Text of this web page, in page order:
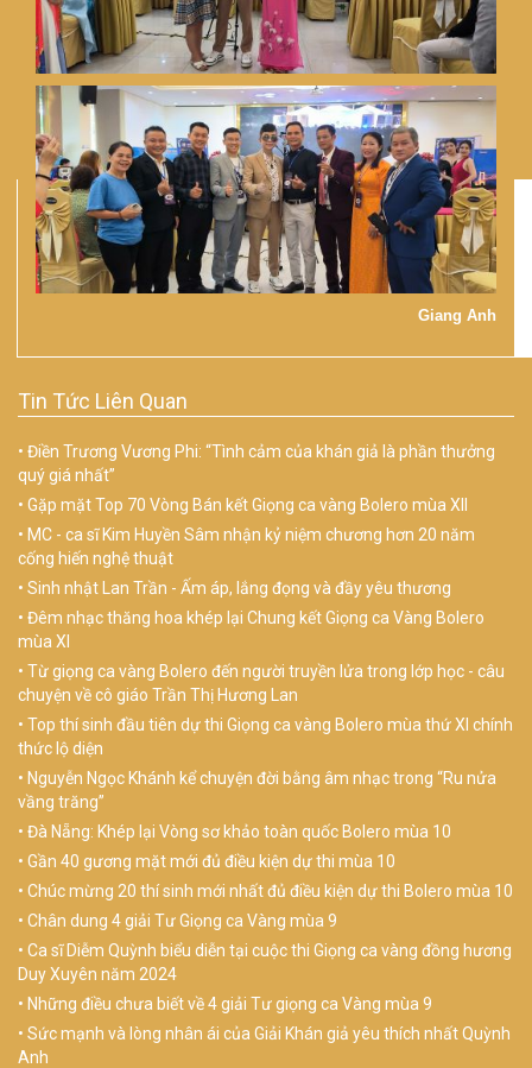
Giang Anh
Tin Tức Liên Quan
Điền Trương Vương Phi: “Tình cảm của khán giả là phần thưởng
quý giá nhất”
Gặp mặt Top 70 Vòng Bán kết Giọng ca vàng Bolero mùa XII
MC - ca sĩ Kim Huyền Sâm nhận kỷ niệm chương hơn 20 năm
cống hiến nghệ thuật
Sinh nhật Lan Trần - Ấm áp, lắng đọng và đầy yêu thương
Đêm nhạc thăng hoa khép lại Chung kết Giọng ca Vàng Bolero
mùa XI
Từ giọng ca vàng Bolero đến người truyền lửa trong lớp học - câu
chuyện về cô giáo Trần Thị Hương Lan
Top thí sinh đầu tiên dự thi Giọng ca vàng Bolero mùa thứ XI chính
thức lộ diện
Nguyễn Ngọc Khánh kể chuyện đời bằng âm nhạc trong “Ru nửa
vầng trăng”
Đà Nẵng: Khép lại Vòng sơ khảo toàn quốc Bolero mùa 10
Gần 40 gương mặt mới đủ điều kiện dự thi mùa 10
Chúc mừng 20 thí sinh mới nhất đủ điều kiện dự thi Bolero mùa 10
Chân dung 4 giải Tư Giọng ca Vàng mùa 9
Ca sĩ Diễm Quỳnh biểu diễn tại cuộc thi Giọng ca vàng đồng hương
Duy Xuyên năm 2024
Những điều chưa biết về 4 giải Tư giọng ca Vàng mùa 9
Sức mạnh và lòng nhân ái của Giải Khán giả yêu thích nhất Quỳnh
Anh